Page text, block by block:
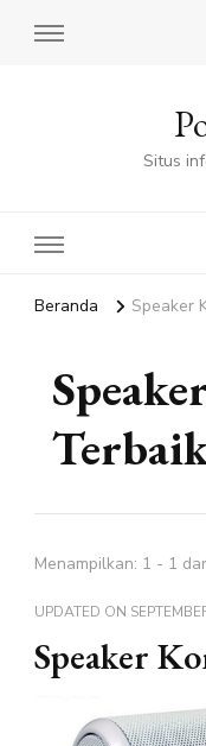
Situs
Beranda Speaker
Menampilkan: 1 - 1
UPDATED ON
Speaker